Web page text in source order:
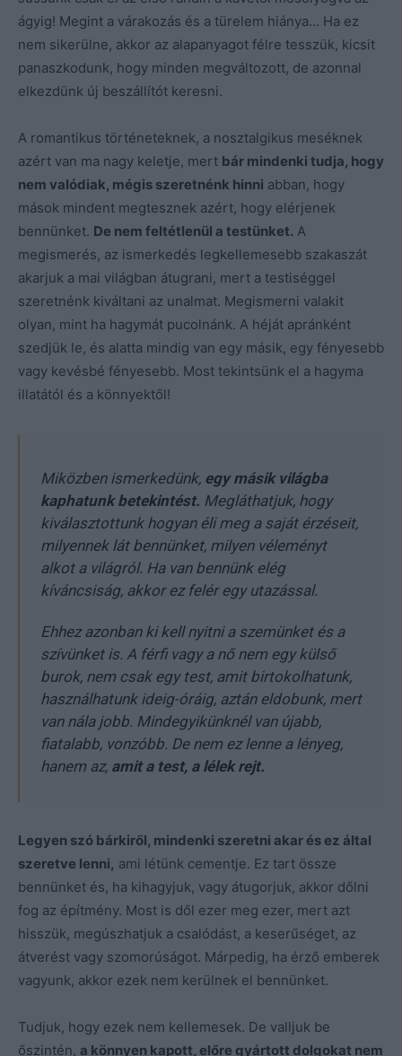
ágyig! Megint a várakozás és a türelem hiánya… Ha ez
nem sikerülne, akkor az alapanyagot félre tesszük, kicsit
panaszkodunk, hogy minden megváltozott, de azonnal
elkezdünk új beszállítót keresni.
A romantikus történeteknek, a nosztalgikus meséknek
azért van ma nagy keletje, mert bár mindenki tudja, hogy
nem valódiak, mégis szeretnénk hinni abban, hogy
mások mindent megtesznek azért, hogy elérjenek
bennünket. De nem feltétlenül a testünket. A
megismerés, az ismerkedés legkellemesebb szakaszát
akarjuk a mai világban átugrani, mert a testiséggel
szeretnénk kiváltani az unalmat. Megismerni valakit
olyan, mint ha hagymát pucolnánk. A héját apránként
szedjük le, és alatta mindig van egy másik, egy fényesebb
vagy kevésbé fényesebb. Most tekintsünk el a hagyma
illatától és a könnyektől!
Miközben ismerkedünk, egy másik világba
kaphatunk betekintést. Megláthatjuk, hogy
kiválasztottunk hogyan éli meg a saját érzéseit,
milyennek lát bennünket, milyen véleményt
alkot a világról. Ha van bennünk elég
kíváncsiság, akkor ez felér egy utazással.
Ehhez azonban ki kell nyitni a szemünket és a
szívünket is. A férfi vagy a nő nem egy külső
burok, nem csak egy test, amit birtokolhatunk,
használhatunk ideig-óráig, aztán eldobunk, mert
van nála jobb. Mindegyikünknél van újabb,
fiatalabb, vonzóbb. De nem ez lenne a lényeg,
hanem az, amit a test, a lélek rejt.
Legyen szó bárkiről, mindenki szeretni akar és ez által
szeretve lenni, ami létünk cementje. Ez tart össze
bennünket és, ha kihagyjuk, vagy átugorjuk, akkor dőlni
fog az építmény. Most is dől ezer meg ezer, mert azt
hisszük, megúszhatjuk a csalódást, a keserűséget, az
átverést vagy szomorúságot. Márpedig, ha érző emberek
vagyunk, akkor ezek nem kerülnek el bennünket.
Tudjuk, hogy ezek nem kellemesek. De valljuk be
őszintén, a könnyen kapott, előre gyártott dolgokat nem